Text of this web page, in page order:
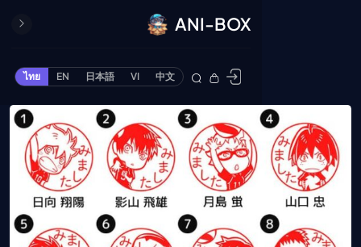
ข้ามไปยังเนื้อหา
ANI-BOX
ไทย EN 日本語 VI 中文
ปิด
ONE PIECE
Cardgame
Cardlist
Collection
Deck Builder
My-Collection
Deck Library
Deck Share